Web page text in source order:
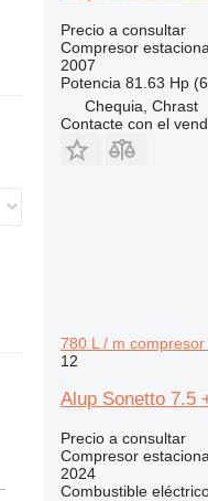
Precio a consultar
Compresor
2007
Potencia 81.63 Hp
Chequia, Chrast
Contacte con el
780 L / m
12
Alup Sonetto 7.5
Precio a consultar
Compresor
2024
Combustible